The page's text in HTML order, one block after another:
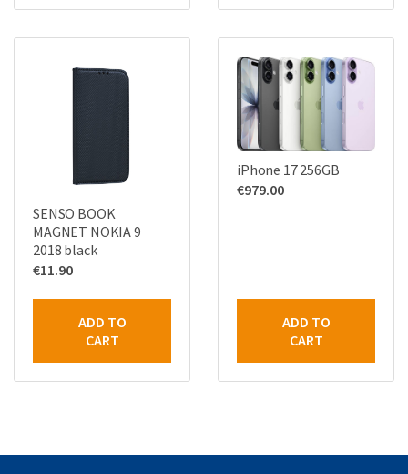
SENSO BOOK
MAGNET NOKIA 9
2018 black
€11.90
ADD TO
CART
iPhone 17 256GB
€979.00
ADD TO
CART